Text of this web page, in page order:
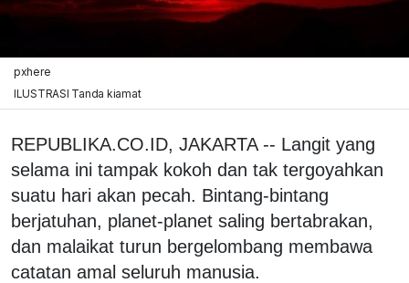
pxhere
ILUSTRASI Tanda kiamat
REPUBLIKA.CO.ID, JAKARTA -- Langit yang
selama ini tampak kokoh dan tak tergoyahkan
suatu hari akan pecah. Bintang-bintang
berjatuhan, planet-planet saling bertabrakan,
dan malaikat turun bergelombang membawa
catatan amal seluruh manusia.